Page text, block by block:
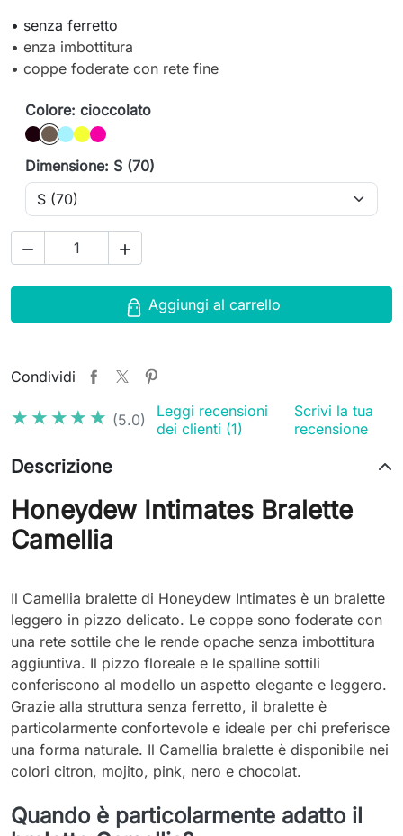
• senza ferretto
• enza imbottitura
• coppe foderate con rete fine
Colore: cioccolato
Nerocioccolato
Mojito
limonelampone
Dimensione: S (70)
 
Aggiungi al carrello
Condividi
★★★★★
★★★★★ (5.0)
Leggi recensioni
dei clienti (1)
Scrivi la tua
recensione
Descrizione
Honeydew Intimates Bralette
Camellia
Il Camellia bralette di Honeydew Intimates è un bralette
leggero in pizzo delicato. Le coppe sono foderate con
una rete sottile che le rende opache senza imbottitura
aggiuntiva. Il pizzo floreale e le spalline sottili
conferiscono al modello un aspetto elegante e leggero.
Grazie alla struttura senza ferretto, il bralette è
particolarmente confortevole e ideale per chi preferisce
una forma naturale. Il Camellia bralette è disponibile nei
colori citron, mojito, pink, nero e chocolat.
Quando è particolarmente adatto il